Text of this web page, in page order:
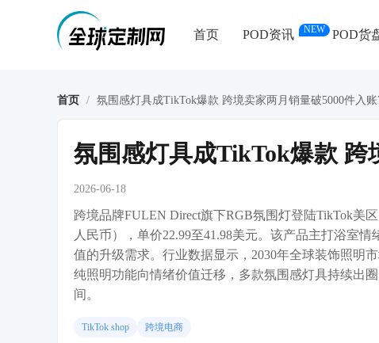
首页 POD资讯 NEW POD货
首页 / 氛围感灯具成TikTok爆款 跨境卖家两月销量破5000件入账
氛围感灯具成TikTok爆款 跨
2026-06-18
跨境品牌FULEN Direct旗下RGB氛围灯登陆TikTok美
人民币），单价22.99至41.98美元。该产品主打浴室
值的升级需求。行业数据显示，2030年全球装饰照明
纯照明功能向情绪价值迁移，多款氛围感灯具持续出
间。
TikTok shop 跨境电商